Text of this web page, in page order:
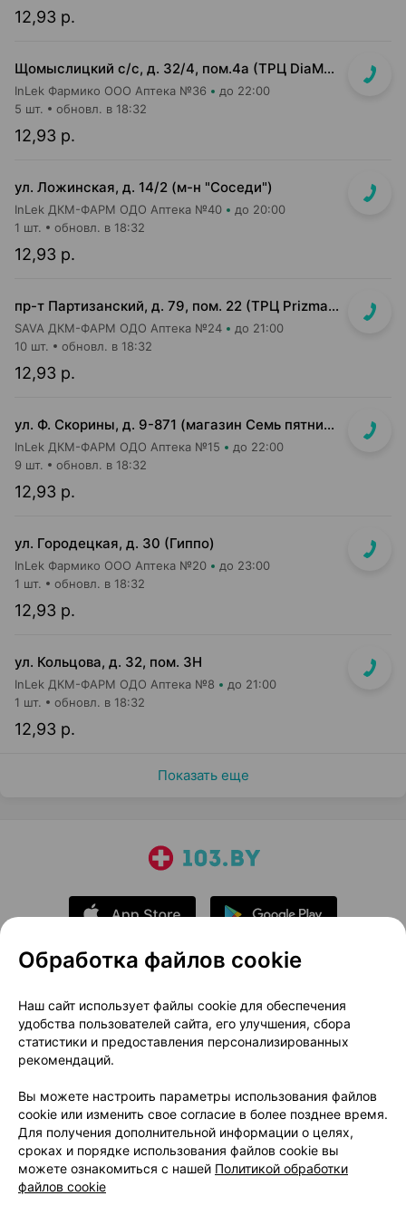
12,93 р.
Щомыслицкий с/с, д. 32/4, пом.4а (ТРЦ DiaMond city, вход напротив магазина Маяк)
InLek Фармико ООО Аптека №36 до 22:00
12,93 р.
5 шт. обновл. в 18:32
ул. Ложинская, д. 14/2 (м-н "Соседи")
InLek ДКМ-ФАРМ ОДО Аптека №40 до 20:00
12,93 р.
1 шт. обновл. в 18:32
пр-т Партизанский, д. 79, пом. 22 (ТРЦ Prizma, 1 этаж вход возле м-на КРАВТ)
SAVA ДКМ-ФАРМ ОДО Аптека №24 до 21:00
12,93 р.
10 шт. обновл. в 18:32
ул. Ф. Скорины, д. 9-871 (магазин Семь пятниц XXL, вдоль кассовой линии, напротив входа в магазин)
InLek ДКМ-ФАРМ ОДО Аптека №15 до 22:00
12,93 р.
9 шт. обновл. в 18:32
ул. Городецкая, д. 30 (Гиппо)
InLek Фармико ООО Аптека №20 до 23:00
12,93 р.
1 шт. обновл. в 18:32
ул. Кольцова, д. 32, пом. 3Н
InLek ДКМ-ФАРМ ОДО Аптека №8 до 21:00
12,93 р.
1 шт. обновл. в 18:32
Показать еще
О проекте
Новости проекта
Размещение рекламы
Медицинский маркетинг
Публичный договор
Доставка
Способы оплаты
Вакансии
Партнеры
Написать руководителю 103.by
Написать в поддержку
Персональные настройки Cookie
Обработка файлов cookie
Наш сайт использует файлы cookie для обеспечения
удобства пользователей сайта, его улучшения, сбора
статистики и предоставления персонализированных
рекомендаций.
Вы можете настроить параметры использования файлов
cookie или изменить свое согласие в более позднее время.
Для получения дополнительной информации о целях,
сроках и порядке использования файлов cookie вы
можете ознакомиться с нашей Политикой обработки
файлов cookie